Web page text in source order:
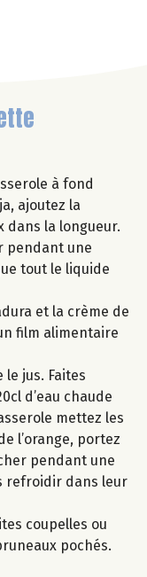
à fond
ajoutez la
dans la longueur.
pendant une
tout le liquide
et la crème de
film alimentaire
le jus. Faites
d’eau chaude
mettez les
l’orange, portez
pendant une
refroidir dans leur
coupelles ou
pochés.